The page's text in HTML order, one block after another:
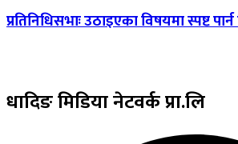
प्रतिनिधिसभाःउठाइएका विषयमा स्पष्ट
धादिङमिडिया नेटवर्क प्रा.लि